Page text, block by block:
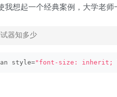
想起一个经典案例，大学老师
器知多少
style="font-size: inherit;